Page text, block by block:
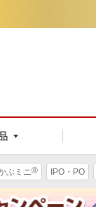
ぶミニ® IPO・PO